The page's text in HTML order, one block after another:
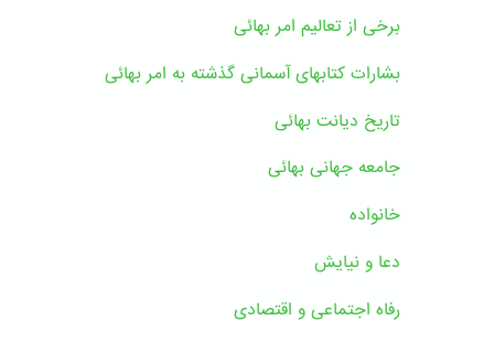
برخی از تعالیم امر بهائی
بشارات کتابهای آسمانی گذشته به امر بهائی
تاریخ دیانت بهائی
جامعه جهانی بهائی
خانواده
دعا و نیایش
رفاه اجتماعی و اقتصادی